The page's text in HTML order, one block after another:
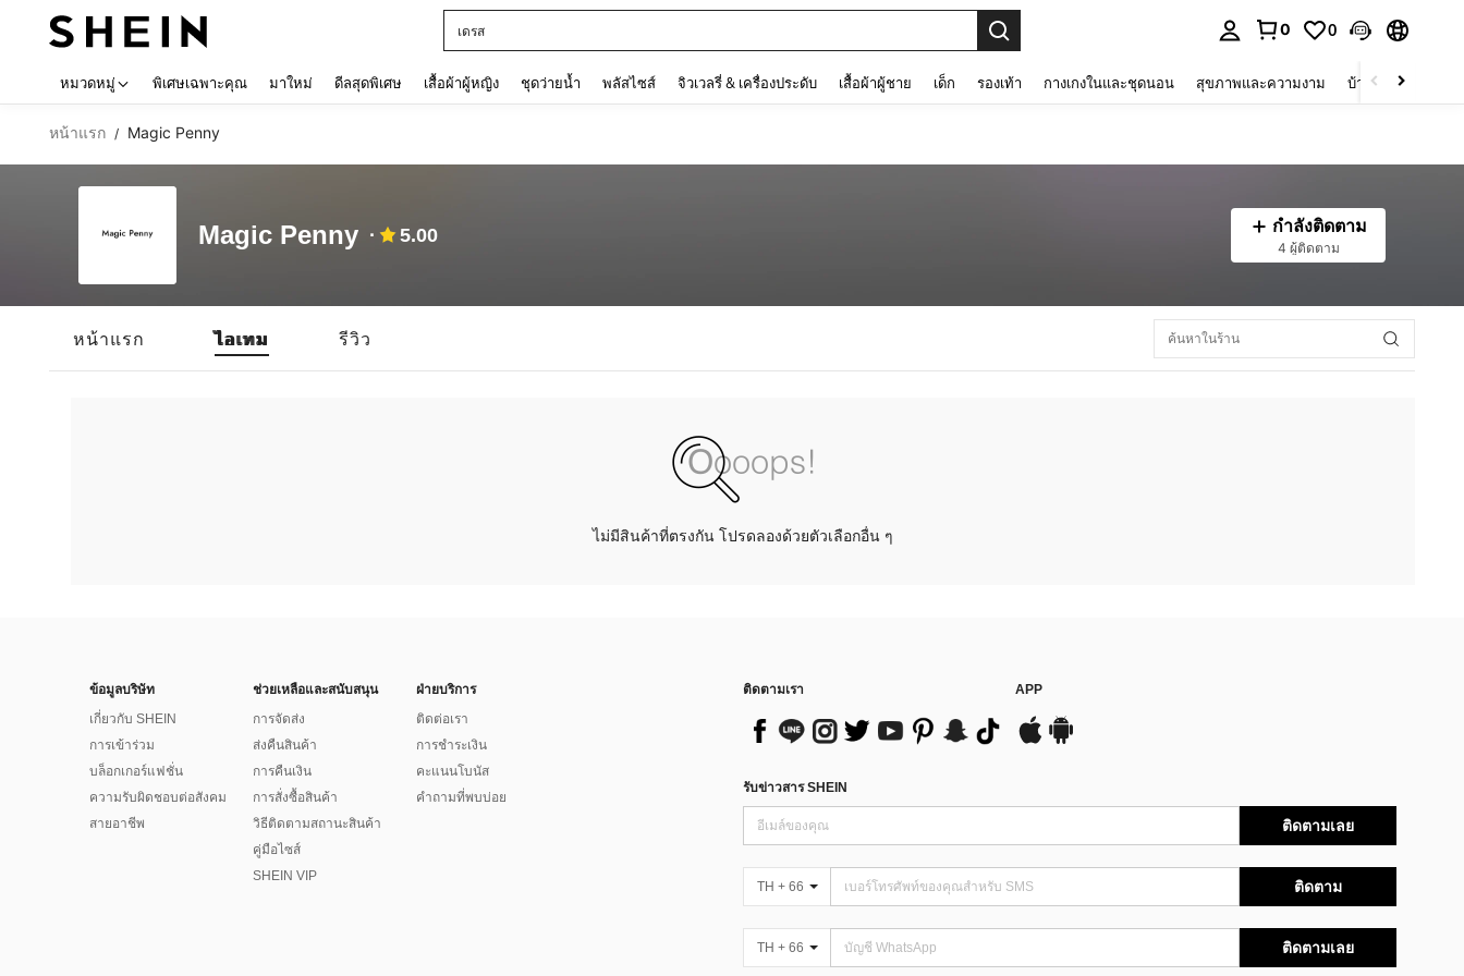
เดรส
0 0
หมวดหมู่ พิเศษเฉพาะคุณ มาใหม่ ดีลสุดพิเศษ เสื้อผ้าผู้หญิง ชุดว่ายน้ำ พลัสไซส์ จิวเวลรี่ & เครื่องประดับ เสื้อผ้าผู้ชาย เด็ก รองเท้า กางเกงในและชุดนอน สุขภาพและความงาม บ้านและที่อยู่อาศัย
หน้าแรก / Magic Penny
Magic Penny 5.00 กำลังติดตาม
4 ผู้ติดตาม
หน้าแรก ไอเทม รีวิว
ไม่มีสินค้าที่ตรงกัน โปรดลองด้วยตัวเลือกอื่น ๆ
ข้อมูลบริษัท
เกี่ยวกับ SHEIN
การเข้าร่วม
บล็อกเกอร์แฟชั่น
ความรับผิดชอบต่อสังคม
สายอาชีพ
ช่วยเหลือและสนับสนุน
การจัดส่ง
ส่งคืนสินค้า
การคืนเงิน
การสั่งซื้อสินค้า
วิธีติดตามสถานะสินค้า
คู่มือไซส์
SHEIN VIP
ฝ่ายบริการ
ติดต่อเรา
การชำระเงิน
คะแนนโบนัส
คำถามที่พบบ่อย
ติดตามเรา APP
รับข่าวสาร SHEIN
ติดตามเลย
TH + 66 ติดตาม
TH + 66 ติดตามเลย